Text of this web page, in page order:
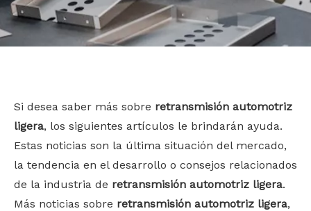
한국어
Türk dili
Si desea saber más sobre retransmisión automotriz
ligera, los siguientes artículos le brindarán ayuda.
Estas noticias son la última situación del mercado,
la tendencia en el desarrollo o consejos relacionados
de la industria de retransmisión automotriz ligera.
Más noticias sobre retransmisión automotriz ligera,